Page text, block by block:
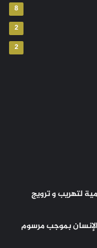
8
2
2
لتهريب و ترويج
بموجب مرسوم